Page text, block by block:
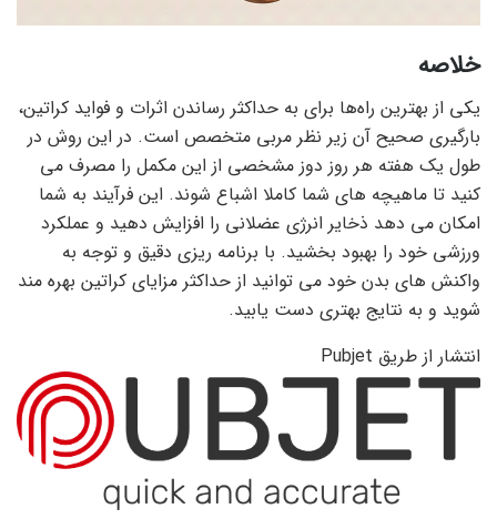
خلاصه
یکی از بهترین راه‌ها برای به حداکثر رساندن اثرات و فواید کراتین،
بارگیری صحیح آن زیر نظر مربی متخصص است. در این روش در
طول یک هفته هر روز دوز مشخصی از این مکمل را مصرف می
کنید تا ماهیچه های شما کاملا اشباع شوند. این فرآیند به شما
امکان می دهد ذخایر انرژی عضلانی را افزایش دهید و عملکرد
ورزشی خود را بهبود بخشید. با برنامه ریزی دقیق و توجه به
واکنش های بدن خود می توانید از حداکثر مزایای کراتین بهره مند
شوید و به نتایج بهتری دست یابید.
انتشار از طریق Pubjet